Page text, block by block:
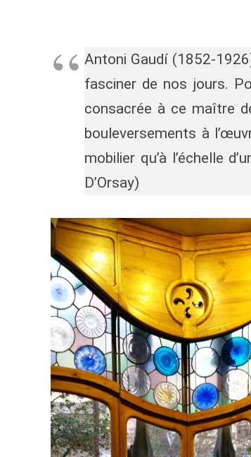
Antoni Gaudí (1852-
fasciner de nos jours.
consacrée à ce maître
bouleversements à
mobilier qu’à l’échelle
D’Orsay)